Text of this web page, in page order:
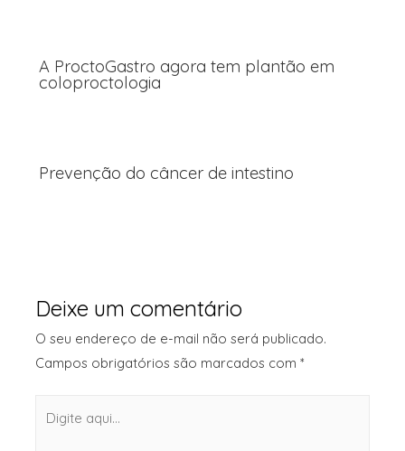
A ProctoGastro agora tem plantão em
coloproctologia
Prevenção do câncer de intestino
Deixe um comentário
O seu endereço de e-mail não será publicado.
Campos obrigatórios são marcados com*